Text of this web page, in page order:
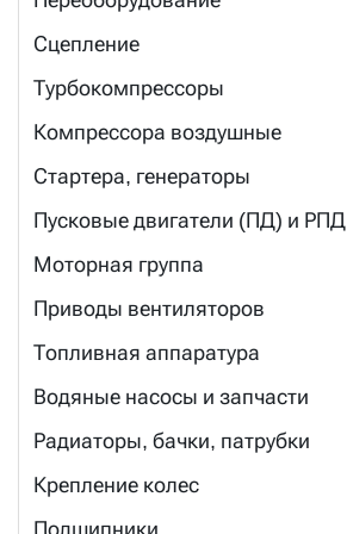
Сцепление
Турбокомпрессоры
Компрессора воздушные
Стартера, генераторы
Пусковые двигатели (ПД) и РПД
Моторная группа
Приводы вентиляторов
Топливная аппаратура
Водяные насосы и запчасти
Радиаторы, бачки, патрубки
Крепление колес
Подшипники